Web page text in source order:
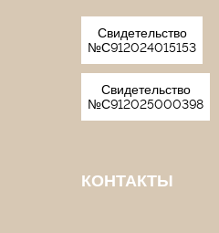
Свидетельство
№С912024015153
Свидетельство
№С912025000398
КОНТАКТЫ